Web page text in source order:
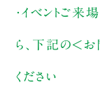
・イベントご来
ら、下記の＜
ください